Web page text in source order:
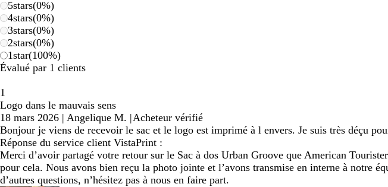
5stars(0%)
4stars(0%)
3stars(0%)
2stars(0%)
1star(100%)
Évalué par 1 clients
1
Logo dans le mauvais sens
18 mars 2026 | Angelique M. |Acheteur vérifié
Bonjour je viens de recevoir le sac et le logo est imprimé à l envers. Je suis très déçu
Réponse du service client VistaPrint :
Merci d’avoir partagé votre retour sur le Sac à dos Urban Groove que American
pour cela. Nous avons bien reçu la photo jointe et l’avons transmise en interne à notre
d’autres questions, n’hésitez pas à nous en faire part.